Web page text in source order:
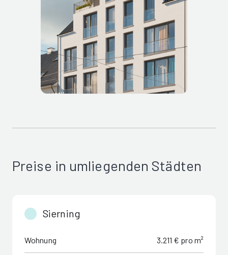
Preise in umliegenden Städten
Sierning
Wohnung 3.211 € pro m²